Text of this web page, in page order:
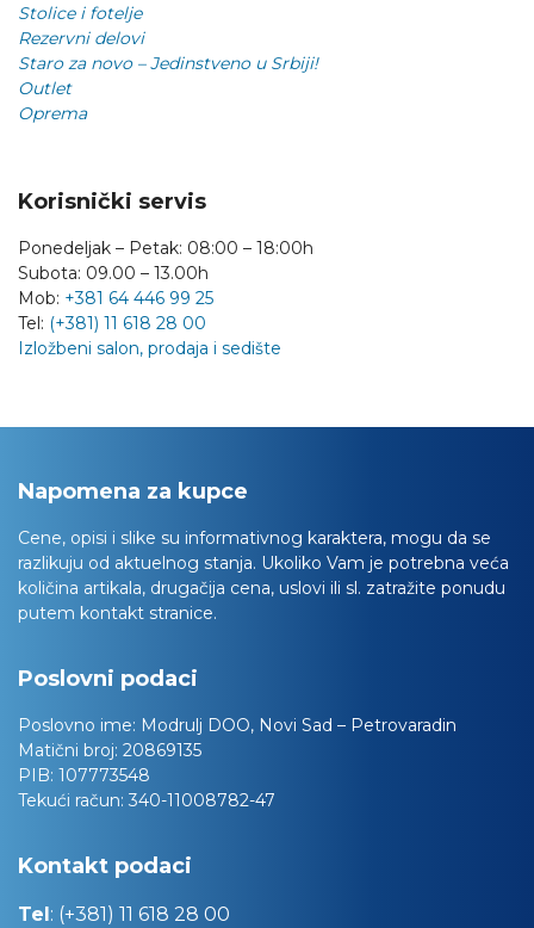
Stolice i fotelje
Rezervni delovi
Staro za novo – Jedinstveno u Srbiji!
Outlet
Oprema
Korisnički servis
Ponedeljak – Petak: 08:00 – 18:00h
Subota: 09.00 – 13.00h
Mob: +381 64 446 99 25
Tel: (+381) 11 618 28 00
Izložbeni salon, prodaja i sedište
Napomena za kupce
Cene, opisi i slike su informativnog karaktera, mogu da se
razlikuju od aktuelnog stanja. Ukoliko Vam je potrebna veća
količina artikala, drugačija cena, uslovi ili sl. zatražite ponudu
putem kontakt stranice.
Poslovni podaci
Poslovno ime: Modrulj DOO, Novi Sad – Petrovaradin
Matični broj: 20869135
PIB: 107773548
Tekući račun: 340-11008782-47
Kontakt podaci
Tel: (+381) 11 618 28 00